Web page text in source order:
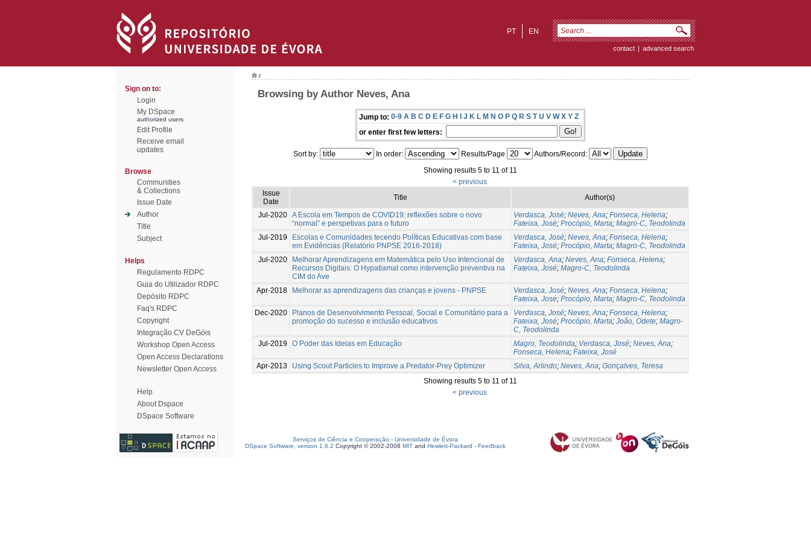
EN
PT
contact | advanced search
Sign on to:
Login
My DSpace
authorized users
Edit Profile
Receive email
updates
Browse
Communities
& Collections
Issue Date
Author
Title
Subject
Helps
Regulamento RDPC
Guia do Utilizador RDPC
Depósito RDPC
Faq's RDPC
Copyright
Integração CV DeGóis
Workshop Open Access
Open Access Declarations
Newsletter Open Access
Help
About Dspace
DSpace Software
/
Browsing by Author Neves, Ana
Jump to: 0-9 A B C D E F G H I J K L M N O P Q R S T U V W X Y Z
or enter first few letters:
Sort by: In order: Results/Page
Authors/Record:
Showing results 5 to 11 of 11
< previous
Issue
Date
Title Author(s)
Jul-2020 A Escola em Tempos de COVID19: reflexões sobre o novo
“normal” e perspetivas para o futuro
Verdasca, José; Neves, Ana; Fonseca, Helena;
Fateixa, José; Procópio, Marta; Magro-C, Teodolinda
Jul-2019
Escolas e Comunidades tecendo Políticas Educativas com base
em Evidências (Relatório PNPSE 2016-2018)
Verdasca, José; Neves, Ana; Fonseca, Helena;
Fateixa, José; Procópio, Marta; Magro-C, Teodolinda
Jul-2020
Melhorar Aprendizagens em Matemática pelo Uso Intencional de
Recursos Digitais: O Hypatiamat como intervenção preventiva na
CIM do Ave
Verdasca, Ana; Neves, Ana; Fonseca, Helena;
Fateixa, José; Magro-C, Teodolinda
Apr-2018 Melhorar as aprendizagens das crianças e jovens - PNPSE Verdasca, José; Neves, Ana; Fonseca, Helena;
Fateixa, José; Procópio, Marta; Magro-C, Teodolinda
Dec-2020
Planos de Desenvolvimento Pessoal, Social e Comunitário para a
promoção do sucesso e inclusão educativos
Verdasca, José; Neves, Ana; Fonseca, Helena;
Fateixa, José; Procópio, Marta; João, Odete; Magro-
C, Teodolinda
Jul-2019
O Poder das Ideias em Educação Magro, Teodolinda; Verdasca, José; Neves, Ana;
Fonseca, Helena; Fateixa, José
Apr-2013
Using Scout Particles to Improve a Predator-Prey Optimizer Silva, Arlindo; Neves, Ana; Gonçalves, Teresa
Showing results 5 to 11 of 11
< previous
Serviços de Ciência e Cooperação - Universidade de Évora
DSpace Software, version 1.6.2 Copyright © 2002-2008 MIT and Hewlett-Packard - Feedback